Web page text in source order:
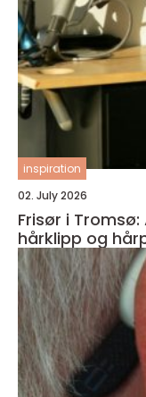
inspiration
02. July 2026
Frisør i
hårklipp og